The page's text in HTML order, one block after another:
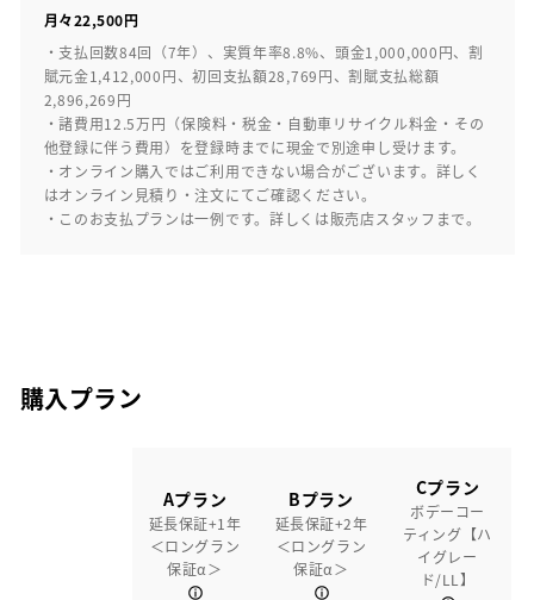
月々22,500円
・支払回数84回（7年）、実質年率8.8%、頭金1,000,000円、割
賦元金1,412,000円、初回支払額28,769円、割賦支払総額
2,896,269円
・諸費用12.5万円（保険料・税金・自動車リサイクル料金・その
他登録に伴う費用）を登録時までに現金で別途申し受けます。
・オンライン購入ではご利用できない場合がございます。詳しく
はオンライン見積り・注文にてご確認ください。
・このお支払プランは一例です。詳しくは販売店スタッフまで。
購入プラン
Aプラン
延長保証+1年
＜ロングラン
保証α＞
Bプラン
延長保証+2年
＜ロングラン
保証α＞
Cプラン
ボデーコー
ティング【ハ
イグレー
ド/LL】